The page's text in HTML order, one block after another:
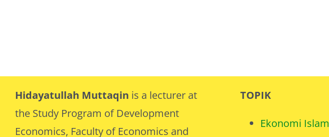
Hidayatullah Muttaqin is a lecturer at
the Study Program of Development
Economics, Faculty of Economics and
TOPIK
Ekonomi Islam